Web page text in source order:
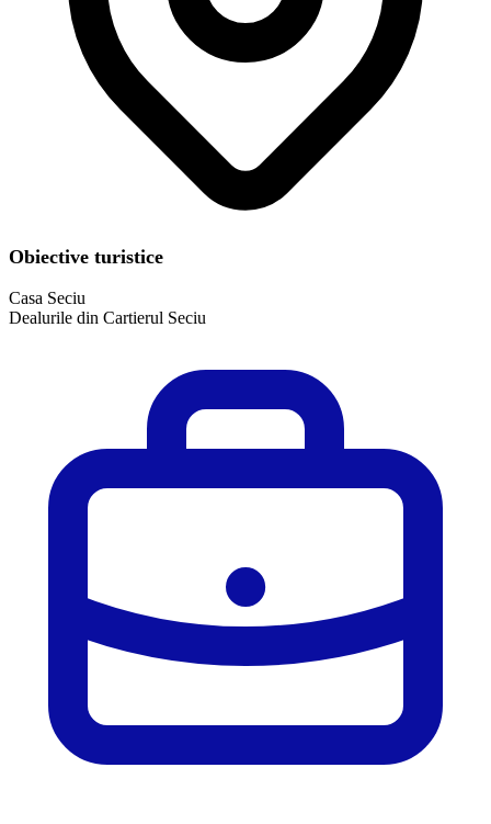
Obiective turistice
Casa Seciu
Dealurile din Cartierul Seciu